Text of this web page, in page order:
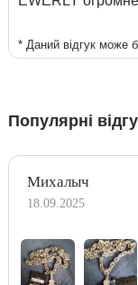
* Даний відгук може
Популярні
Михалыч
18.09.2025